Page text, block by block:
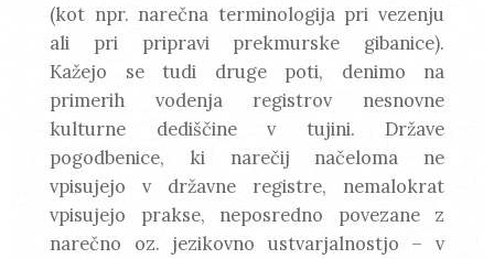
(kot npr. narečna terminologija pri vezenju
ali pri pripravi prekmurske gibanice).
Kažejo se tudi druge poti, denimo na
primerih vodenja registrov nesnovne
kulturne dediščine v tujini. Države
pogodbenice, ki narečij načeloma ne
vpisujejo v državne registre, nemalokrat
vpisujejo prakse, neposredno povezane z
narečno oz. jezikovno ustvarjalnostjo – v